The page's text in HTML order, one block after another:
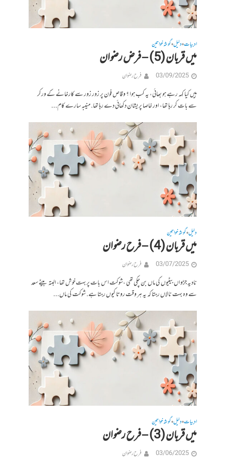
ادبیات•دلیل•گوشہ خواتین
میں قربان (5) – فرض رضوان
03/09/2025 فرح رضوان
ہیں کیا کہہ رہے ہو بھائی، یہ کب ہوا ؟ وقاص فون پر زور زور سے کارخانے کے ورکر
سے بات کر رہا تھا، اور خاصا پریشان دکھائی دے رہا تھا. منیبه سارے کام...
دلیل•گوشہ خواتین
میں قربان (4) – فرح رضوان
03/07/2025 فرح رضوان
نادیہ جڑواں بیٹیوں کی ماں بن چکی تھی ،شوکت اس بات پر بہت خوش تھا، البتہ بیٹے سعد
سے وہ بہت نالاں رہتا کہ یہ ہر وقت روتا کیوں رہتا ہے. شوکت کی ماں...
ادبیات•دلیل•گوشہ خواتین
میں قربان (3) – فرح رضوان
03/06/2025 فرح رضوان